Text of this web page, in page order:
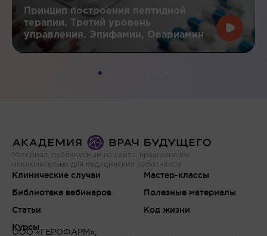
Принцип построения пептидной
терапии. Третий уровень
управления. Эпифамин, Овариамин
Материал, публикуемый на сайте, предназначен
исключительно для медицинских работников
Клинические случаи
Библиотека вебинаров
Статьи
Курсы
Мастер-классы
Полезные материалы
Код жизни
ООО «ГЕРОФАРМ»,